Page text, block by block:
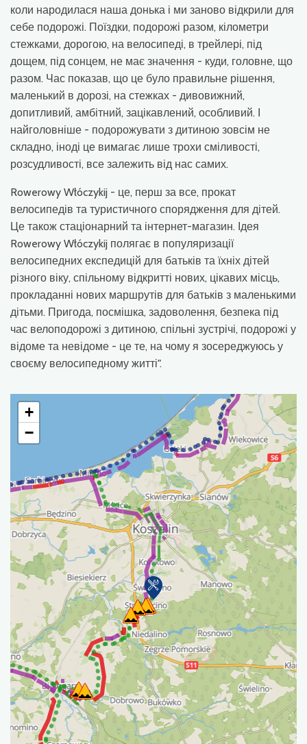
коли народилася наша донька і ми заново відкрили для
себе подорожі. Поїздки, подорожі разом, кілометри
стежками, дорогою, на велосипеді, в трейлері, під
дощем, під сонцем, не має значення - куди, головне, що
разом. Час показав, що це було правильне рішення,
маленький в дорозі, на стежках - дивовижний,
допитливий, амбітний, зацікавлений, особливий. І
найголовніше - подорожувати з дитиною зовсім не
складно, іноді це вимагає лише трохи сміливості,
розсудливості, все залежить від нас самих.
Rowerowy Włóczykij - це, перш за все, прокат
велосипедів та туристичного спорядження для дітей.
Це також стаціонарний та інтернет-магазин. Ідея
Rowerowy Włóczykij полягає в популяризації
велосипедних експедицій для батьків та їхніх дітей
різного віку, спільному відкритті нових, цікавих місць,
прокладанні нових маршрутів для батьків з маленькими
дітьми. Пригода, посмішка, задоволення, безпека під
час велоподорожі з дитиною, спільні зустрічі, подорожі у
відоме та невідоме - це те, на чому я зосереджуюсь у
своєму велосипедному житті".
+
−